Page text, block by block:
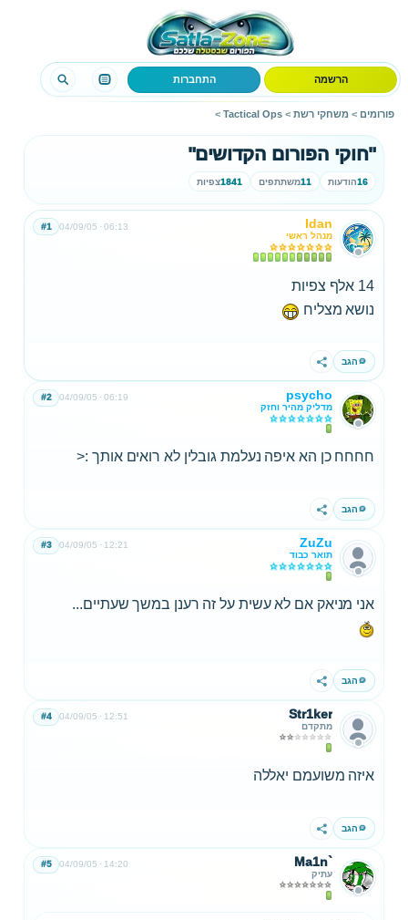
הרשמה התחברות
פורומים > משחקי רשת >
Tactical Ops
>
"חוקי הפורום הקדושים"
16הודעות 11משתתפים 1841צפיות
Idan
מנהל ראשי
04/09/05 06:13
#1
14 אלף צפיות
נושא מצליח
הגב שתף
psycho
מדליק מהיר וחזק
04/09/05 06:19
#2
חחחח כן הא איפה נעלמת גובלין לא רואים אותך :<
הגב שתף
ZuZu
תואר כבוד
04/09/05 12:21
#3
אני מניאק אם לא עשית על זה רענן במשך שעתיים...
הגב שתף
Str1ker
מתקדם
04/09/05 12:51
#4
איזה משועמם יאללה
הגב שתף
Ma1n`
עתיק
04/09/05 14:20
#5